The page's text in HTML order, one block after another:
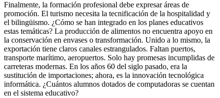
Finalmente, la formación profesional debe expresar áreas de
promoción. El turismo necesita la tecnificación de la hospitalidad y
el bilingüismo. ¿Cómo se han integrado en los planes educativos
estas temáticas? La producción de alimentos no encuentra apoyo en
la conservación en envases o transformación. Unido a lo mismo, la
exportación tiene claros canales estrangulados. Faltan puertos,
transporte marítimo, aeropuertos. Solo hay promesas incumplidas de
carreteras modernas. En los años 60 del siglo pasado, era la
sustitución de importaciones; ahora, es la innovación tecnológica
informática. ¿Cuántos alumnos dotados de computadoras se cuentan
en el sistema educativo?